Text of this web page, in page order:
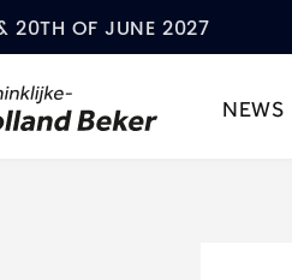
20TH OF JUNE 2027
NEWS